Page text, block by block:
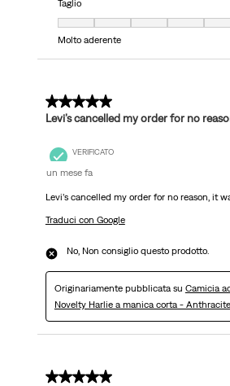
Taglio
Taglio, 6 su 7, dove 1 è uguale a Molto
Molto aderente
1 su 5 stelle.
Levi’s cancelled my order for no
VERIFICATO
un mese fa
Levi’s cancelled my order for no reason, it
Traduci con Google
No, Non consiglio questo prodotto.
Originariamente pubblicata su Camicia
Novelty Harlie a manica corta -
1 su 5 stelle.